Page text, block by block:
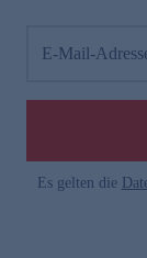
E-Mail-
Es gelten die